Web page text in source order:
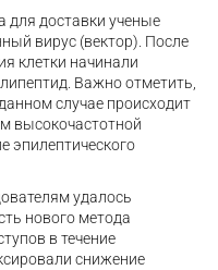
для доставки ученые
вирус (вектор). После
клетки начинали
Важно отметить,
случае происходит
высокочастотной
эпилептического
удалось
нового метода
в течение
снижение